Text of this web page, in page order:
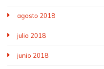
agosto 2018
julio 2018
junio 2018